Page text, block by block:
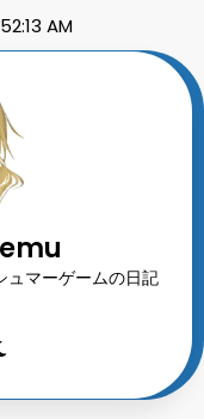
AM
ュマーゲームの日記